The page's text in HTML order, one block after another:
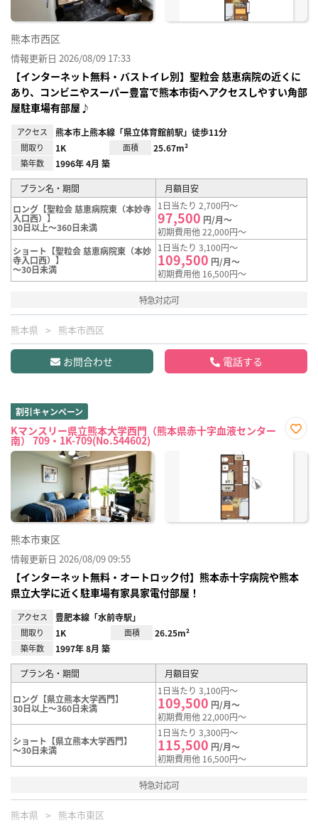
熊本市西区
情報更新日 2026/08/09 17:33
【インターネット無料・バストイレ別】聖粒会 慈恵病院の近くに
あり、コンビニやスーパー豊富で熊本市街へアクセスしやすい角部
屋駐車場有部屋♪
アクセス 熊本市上熊本線「県立体育館前駅」徒歩11分
間取り 1K 面積 25.67m²
築年数 1996年 4月 築
プラン名・期間
月額目安
ロング【聖粒会 慈恵病院東（本妙寺
入口西）】
30日以上～360日未満
1日当たり 2,700円～
97,500 円/月～
初期費用他 22,000円～
ショート【聖粒会 慈恵病院東（本妙
寺入口西）】
～30日未満
1日当たり 3,100円～
109,500 円/月～
初期費用他 16,500円～
特急対応可
熊本県 熊本市西区
お問合わせ 電話する
割引キャンペーン
Kマンスリー県立熊本大学西門（熊本県赤十字血液センター
南） 709・1K-709(No.544602)
に入
熊本市東区
情報更新日 2026/08/09 09:55
【インターネット無料・オートロック付】熊本赤十字病院や熊本
県立大学に近く駐車場有家具家電付部屋！
アクセス 豊肥本線「水前寺駅」
間取り 1K 面積 26.25m²
築年数 1997年 8月 築
プラン名・期間 月額目安
ロング【県立熊本大学西門】
30日以上～360日未満
1日当たり 3,100円～
109,500 円/月～
初期費用他 22,000円～
ショート【県立熊本大学西門】
～30日未満
1日当たり 3,300円～
115,500 円/月～
初期費用他 16,500円～
特急対応可
熊本県 熊本市東区